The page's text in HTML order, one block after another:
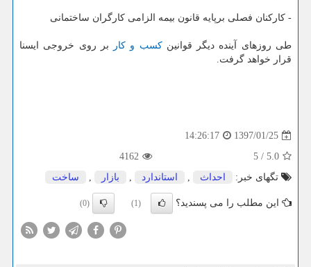
- كاركنان فصلی برپایه قانون بیمه الزامی كارگران ساختمانی
طی روزهای آینده دیگر قوانینكسب و كار
بر روی خروجی ایسنا
قرار خواهد گرفت.
1397/01/25
14:26:17
5.0
/
5
4162
تگهای خبر:
احداث , استاندارد , بازار , ساخت
این مطلب را می پسندید؟ (1)
(0)